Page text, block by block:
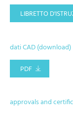
LIBRETTO
dati CAD (download)
PDF
approvals and